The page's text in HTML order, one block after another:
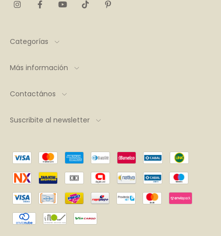
Categorías
Más información
Contactános
Suscribite al newsletter